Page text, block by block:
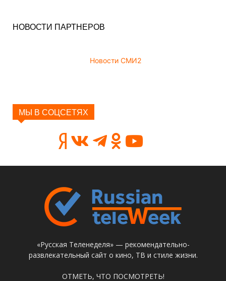
НОВОСТИ ПАРТНЕРОВ
Новости СМИ2
МЫ В СОЦСЕТЯХ
«Русская Теленеделя» — рекомендательно-
развлекательный сайт о кино, ТВ и стиле жизни.
ОТМЕТЬ, ЧТО ПОСМОТРЕТЬ!